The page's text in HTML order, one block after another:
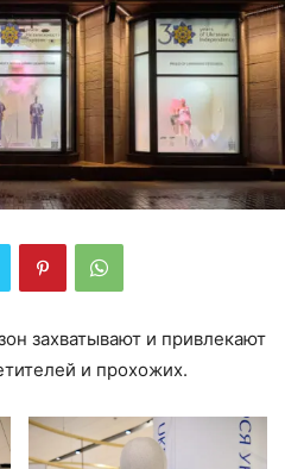
захватывают и привлекают
и прохожих.